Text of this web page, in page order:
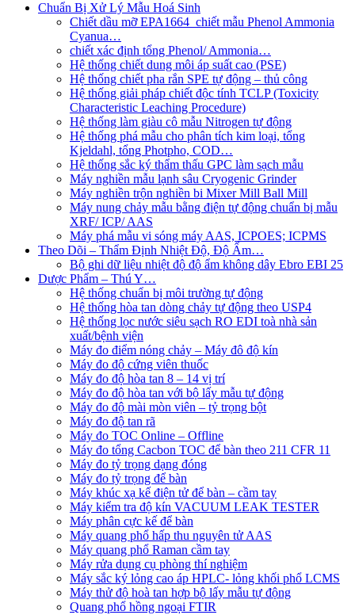
Chuẩn Bị Xử Lý Mẫu Hoá Sinh
Chiết dầu mỡ EPA1664_chiết mẫu Phenol Ammonia
Cyanua…
chiết xác định tổng Phenol/ Ammonia…
Hệ thống chiết dung môi áp suất cao (PSE)
Hệ thống chiết pha rắn SPE tự động – thủ công
Hệ thống giải pháp chiết độc tính TCLP (Toxicity
Characteristic Leaching Procedure)
Hệ thống làm giàu cô mẫu Nitrogen tự động
Hệ thống phá mẫu cho phân tích kim loại, tổng
Kjeldahl, tổng Photpho, COD…
Hệ thống sắc ký thẩm thấu GPC làm sạch mẫu
Máy nghiền mẫu lạnh sâu Cryogenic Grinder
Máy nghiền trộn nghiền bi Mixer Mill Ball Mill
Máy nung chảy mẫu bằng điện tự động chuẩn bị mẫu
XRF/ ICP/ AAS
Máy phá mẫu vi sóng máy AAS, ICPOES; ICPMS
Theo Dõi – Thẩm Định Nhiệt Độ, Độ Ẩm…
Bộ ghi dữ liệu nhiệt độ độ ẩm không dây Ebro EBI 25
Dược Phẩm – Thú Y…
Hệ thống chuẩn bị môi trường tự động
Hệ thống hòa tan dòng chảy tự động theo USP4
Hệ thống lọc nước siêu sạch RO EDI​​ toà nhà sản
xuất/bệnh viện
Máy đo điểm nóng chảy – Máy đô độ kín
Máy đo độ cứng viên thuốc
Máy đo độ hòa tan 8 – 14 vị trí
Máy đo độ hòa tan với bộ lấy mẫu tự động
Máy đo độ mài mòn viên – tỷ trọng bột
Máy đo độ tan rã
Máy đo TOC Online – Offline
Máy đo tổng Cacbon TOC để bàn theo 211 CFR 11
Máy đo tỷ trọng dạng đóng
Máy đo tỷ trọng để bàn
Máy khúc xạ kế điện tử để bàn – cầm tay
Máy kiểm tra độ kín VACUUM LEAK TESTER
Máy phân cực kế để bàn
Máy quang phổ hấp thu nguyên tử AAS
Máy quang phổ Raman cầm tay
Máy rửa dụng cụ phòng thí nghiệm
Máy sắc ký lỏng cao áp HPLC- lỏng khối phổ LCMS
Máy thử độ hoà tan hợp bộ lấy mẫu tự động
Quang phổ hồng ngoại FTIR